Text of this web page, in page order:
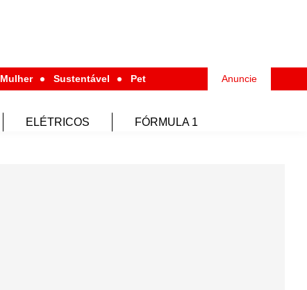
Mulher Sustentável Pet Anuncie
ELÉTRICOS FÓRMULA 1